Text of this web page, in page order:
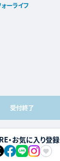
ーライフ
受付終了
・お気に入り登録